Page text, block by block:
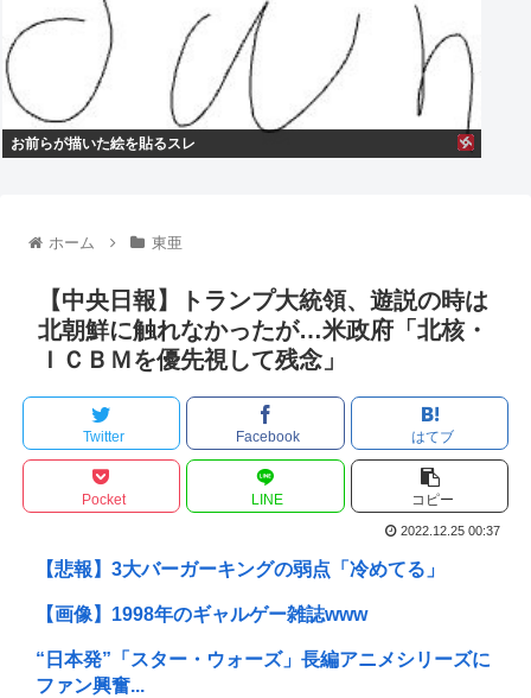
お前らが描いた絵を貼るスレ
ホーム 東亜
【中央日報】トランプ大統領、遊説の時は
北朝鮮に触れなかったが…米政府「北核・
ＩＣＢＭを優先視して残念」
Twitter Facebook はてブ
Pocket LINE コピー
2022.12.25 00:37
【悲報】3大バーガーキングの弱点「冷めてる」
【画像】1998年のギャルゲー雑誌www
“日本発”「スター・ウォーズ」長編アニメシリーズに
ファン興奮...